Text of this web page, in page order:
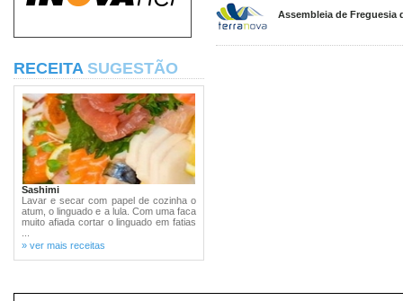
RECEITA SUGESTÃO
Sashimi
Lavar e secar com papel de cozinha o
atum, o linguado e a lula. Com uma faca
muito afiada cortar o linguado em fatias
» ver mais receitas
Assembleia de Freguesia